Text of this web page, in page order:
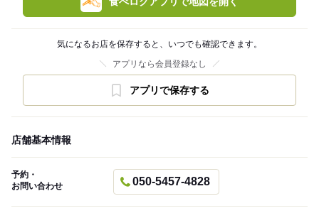
気になるお店を保存すると、いつでも確認できます。
アプリなら会員登録なし
アプリで保存する
店舗基本情報
予約・
お問い合わせ
050-5457-4828